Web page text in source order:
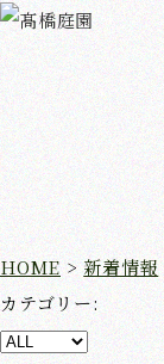
HOME>新着情報
カテゴリー: